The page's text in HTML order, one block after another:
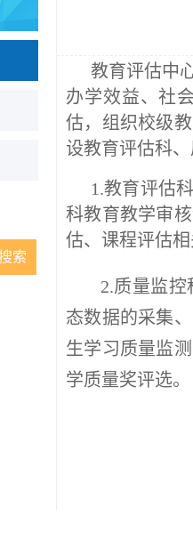
教育评估中
办学效益、社
估，组织校级
设教育评估科
1.教育评估
科教育教学审
估、课程评估
2.质量监
态数据的采集
生学习质量监
学质量奖评选。